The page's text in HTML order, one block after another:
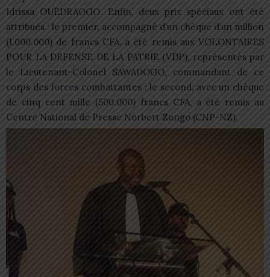
Idrissa OUEDRAOGO. Enfin, deux prix spéciaux ont été
attribués : le premier, accompagné d’un chèque d’un million
(1.000.000) de francs CFA, a été remis aux VOLONTAIRES
POUR LA DEFENSE DE LA PATRIE (VDP), représentés par
le Lieutenant-Colonel SAWADOGO, commandant de ce
corps desforces combattantes ; le second, avec un chèque
de cinq cent mille (500.000) francs CFA, a été remis au
Centre National de Presse Norbert Zongo (CNP-NZ).